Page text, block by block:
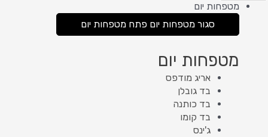
מטפחות יום
סגור מטפחות יום פתח מטפחות יום
מטפחות יום
אריג מודפס
בד גובלן
בד כותנה
בד קומו
ג'ינס